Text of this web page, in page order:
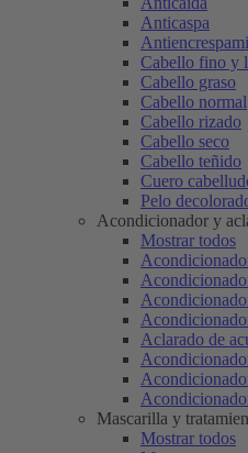
Anticaspa
Cabello fino y
Cabello graso
Cabello normal
Cabello rizado
Cabello seco
Cabello teñido
Cuero
Pelo
Acondicionador y
Mostrar todos
Aclarado de
Mascarilla y
Mostrar todos